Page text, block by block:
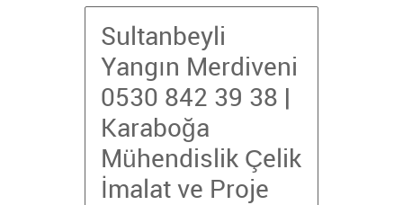
Sultanbeyli
Yangın Merdiveni
0530 842 39 38 |
Karaboğa
Mühendislik Çelik
İmalat ve Proje